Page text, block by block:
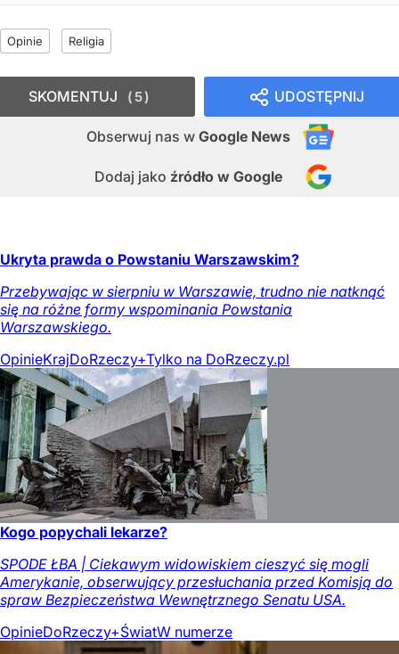
Opinie Religia
UDOSTĘPNIJ
Obserwuj nas w Google News
Dodaj jako źródło w Google
SKOMENTUJ 5
Ukryta prawda o Powstaniu Warszawskim?
Przebywając w sierpniu w Warszawie, trudno nie natknąć
się na różne formy wspominania Powstania
Warszawskiego.
OpinieKrajDoRzeczy+Tylko na DoRzeczy.pl
Kogo popychali lekarze?
SPODE ŁBA | Ciekawym widowiskiem cieszyć się mogli
Amerykanie, obserwujący przesłuchania przed Komisją do
spraw Bezpieczeństwa Wewnętrznego Senatu USA.
OpinieDoRzeczy+ŚwiatW numerze